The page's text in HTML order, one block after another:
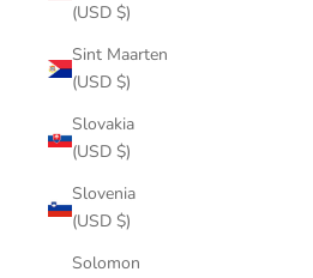
(USD $)
Sint Maarten
(USD $)
Slovakia
(USD $)
Slovenia
(USD $)
Solomon